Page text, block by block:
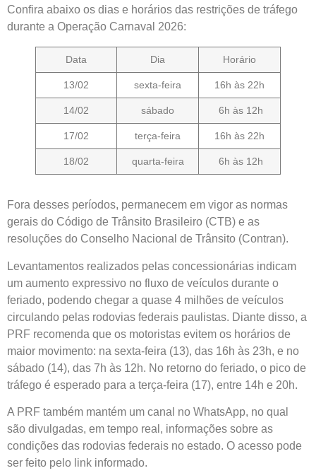
Confira abaixo os dias e horários das restrições de tráfego
durante a Operação Carnaval 2026:
Data Dia Horário
13/02 sexta-feira 16h às 22h
14/02 sábado 6h às 12h
17/02 terça-feira 16h às 22h
18/02 quarta-feira 6h às 12h
Fora desses períodos, permanecem em vigor as normas
gerais do Código de Trânsito Brasileiro (CTB) e as
resoluções do Conselho Nacional de Trânsito (Contran).
Levantamentos realizados pelas concessionárias indicam
um aumento expressivo no fluxo de veículos durante o
feriado, podendo chegar a quase 4 milhões de veículos
circulando pelas rodovias federais paulistas. Diante disso, a
PRF recomenda que os motoristas evitem os horários de
maior movimento: na sexta-feira (13), das 16h às 23h, e no
sábado (14), das 7h às 12h. No retorno do feriado, o pico de
tráfego é esperado para a terça-feira (17), entre 14h e 20h.
A PRF também mantém um canal no WhatsApp, no qual
são divulgadas, em tempo real, informações sobre as
condições das rodovias federais no estado. O acesso pode
ser feito pelo link informado.